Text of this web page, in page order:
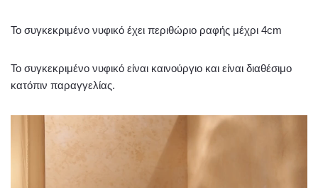
Το συγκεκριμένο νυφικό έχει περιθώριο ραφής μέχρι 4cm
Το συγκεκριμένο νυφικό είναι καινούργιο και είναι διαθέσιμο
κατόπιν παραγγελίας.
Πρόγραμμα
Αναπαραγωγής